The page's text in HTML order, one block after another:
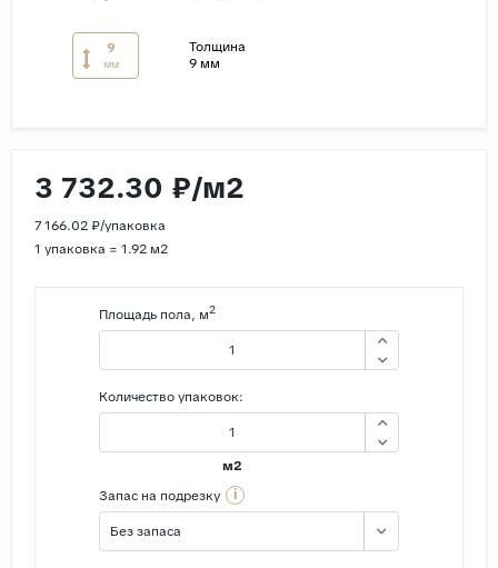
9
мм
Толщина
9 мм
3 732.30 ₽/м2
7 166.02 ₽/упаковка
1 упаковка = 1.92 м2
Площадь пола, м2
Количество упаковок:
м2
Запас на подрезку
i
Без запаса